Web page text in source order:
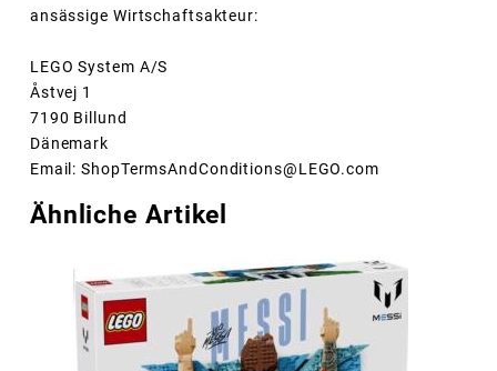
ansässige Wirtschaftsakteur:
LEGO System A/S
Åstvej 1
7190 Billund
Dänemark
Email: ShopTermsAndConditions@LEGO.com
Ähnliche Artikel